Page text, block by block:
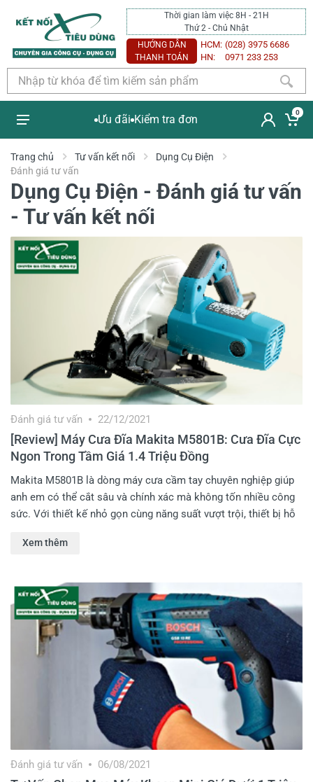
Thời gian làm việc 8H - 21H
Thứ 2 - Chủ Nhật
HƯỚNG DẪN
THANH TOÁN
HCM: (028) 3975 6686
HN:
0971 233 253
Ưu đãi Kiểm tra đơn
0
Trang chủ Tư vấn kết nối
Dụng Cụ Điện
Đánh giá tư vấn
Dụng Cụ Điện - Đánh giá tư vấn
- Tư vấn kết nối
Đánh giá tư vấn
[Review] Máy Cưa Đĩa Makita M5801B: Cưa Đĩa Cực
Ngon Trong Tầm Giá 1.4 Triệu Đồng
22/12/2021
Makita M5801B là dòng máy cưa cầm tay chuyên nghiệp giúp
anh em có thể cắt sâu và chính xác mà không tốn nhiều công
sức. Với thiết kế nhỏ gọn cùng năng suất vượt trội, thiết bị hỗ
Tiêu Dùng khám phá chi tiết hơn về sản phẩm này nhé.
Xem thêm
Đánh giá tư vấn 06/08/2021